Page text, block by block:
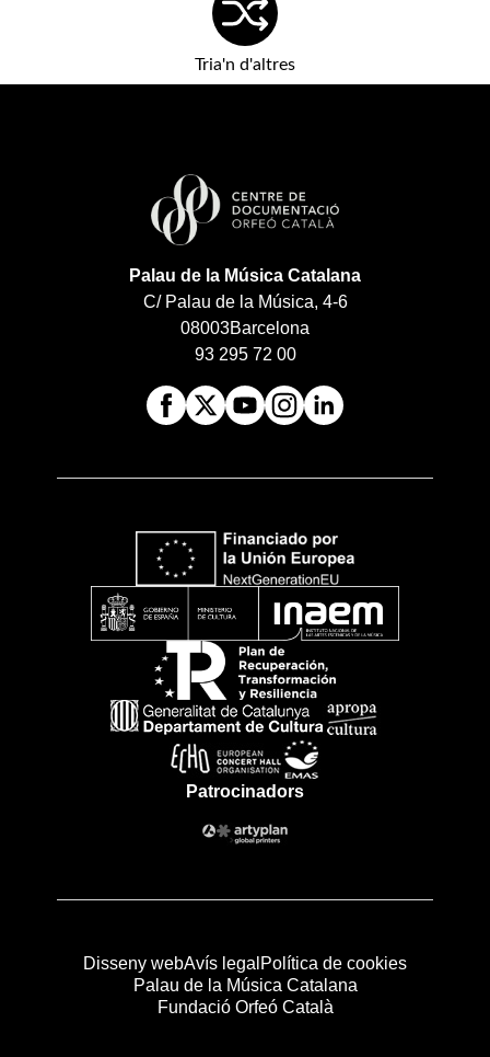
Tria'n d'altres
Palau de la Música Catalana
C/ Palau de la Música, 4-6
08003Barcelona
93 295 72 00
Patrocinadors
Disseny webAvís legal Política de cookies
Palau de la Música Catalana
Fundació Orfeó Català